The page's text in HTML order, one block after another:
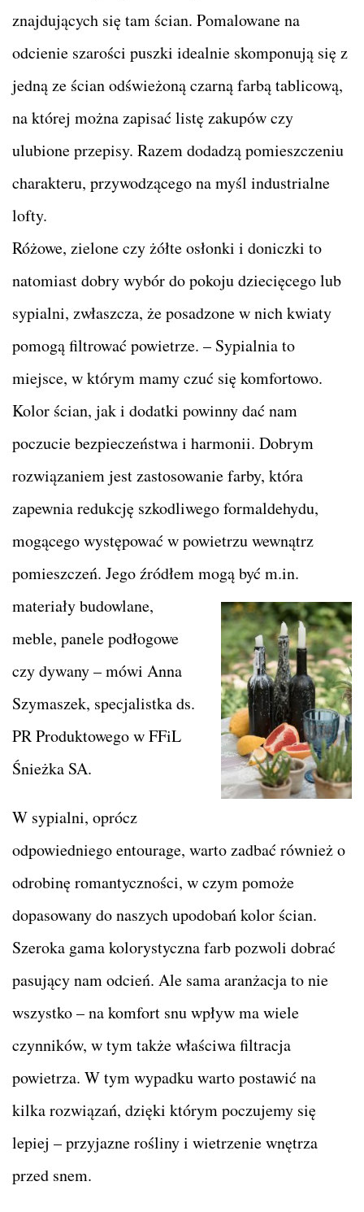
znajdujących się tam ścian. Pomalowane na
odcienie szarości puszki idealnie skomponują się z
jedną ze ścian odświeżoną czarną farbą tablicową,
na której można zapisać listę zakupów czy
ulubione przepisy. Razem dodadzą pomieszczeniu
charakteru, przywodzącego na myśl industrialne
lofty.
Różowe, zielone czy żółte osłonki i doniczki to
natomiast dobry wybór do pokoju dziecięcego lub
sypialni, zwłaszcza, że posadzone w nich kwiaty
pomogą filtrować powietrze. – Sypialnia to
miejsce, w którym mamy czuć się komfortowo.
Kolor ścian, jak i dodatki powinny dać nam
poczucie bezpieczeństwa i harmonii. Dobrym
rozwiązaniem jest zastosowanie farby, która
zapewnia redukcję szkodliwego formaldehydu,
mogącego występować w powietrzu wewnątrz
pomieszczeń. Jego źródłem mogą być m.in.
materiałybudowlane,
meble, panele podłogowe
czy dywany – mówi Anna
Szymaszek, specjalistka ds.
PR Produktowego w FFiL
Śnieżka SA.
W sypialni, oprócz
odpowiedniego entourage, warto zadbać również o
odrobinę romantyczności, w czym pomoże
dopasowany do naszych upodobań kolor ścian.
Szeroka gama kolorystyczna farb pozwoli dobrać
pasujący nam odcień. Ale sama aranżacja to nie
wszystko – na komfort snu wpływ ma wiele
czynników, w tym także właściwa filtracja
powietrza. W tym wypadku warto postawić na
kilka rozwiązań, dzięki którym poczujemy się
lepiej – przyjazne rośliny i wietrzenie wnętrza
przed snem.